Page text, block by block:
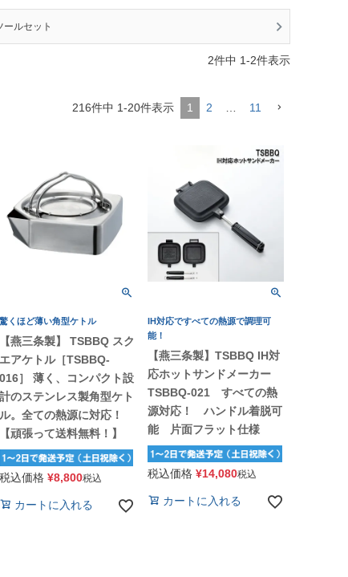
ールセット
2件中 1-2件表示
216件中 1-20件表示 1 2 … 11
驚くほど薄い角型ケトル
【燕三条製】 TSBBQ スク
エアケトル［TSBBQ-
016］ 薄く、コンパクト設
計のステンレス製角型ケト
ル。全ての熱源に対応！
【頑張って送料無料！】
税込価格 ¥8,800税込
カートに入れる
IH対応ですべての熱源で調理可
能！
【燕三条製】TSBBQ IH対
応ホットサンドメーカー
TSBBQ-021 すべての熱
源対応！ ハンドル着脱可
能 片面フラット仕様
税込価格 ¥14,080税込
カートに入れる